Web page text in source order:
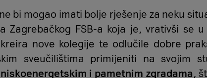
bi mogao imati bolje rješenje za neku
Zagrebačkog FSB-a koja je, vrativši se u
nove kolegije te odlučile dobre
sveučilištima primijeniti na svojim
niskoenergetskim i pametnim zgradama,